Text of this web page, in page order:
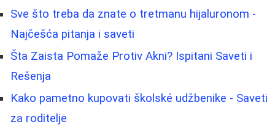
Sve što treba da znate o tretmanu hijaluronom -
Najčešća pitanja i saveti
Šta Zaista Pomaže Protiv Akni? Ispitani Saveti i
Rešenja
Kako pametno kupovati školské udžbenike - Saveti
za roditelje